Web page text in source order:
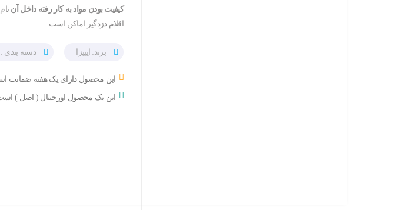
کیفیت بودن مواد به کار رفته داخل آن
اقلام دزدگیر اماکن است.
برند: ایبیزا دسته بندی :
این محصول دارای یک هفته ضمانت
این یک محصول اورجینال ( اصل )